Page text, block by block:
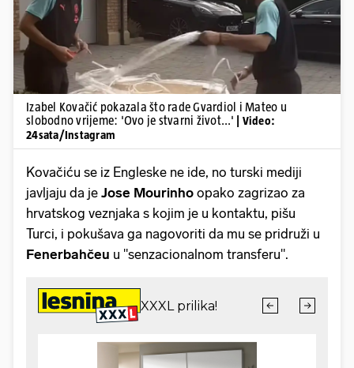
Izabel Kovačić pokazala što rade Gvardiol i Mateo u
slobodno vrijeme: 'Ovo je stvarni život...'
| Video:
24sata/Instagram
Kovačiću se iz Engleske ne ide, no turski mediji
javljaju da je Jose Mourinho opako zagrizao za
hrvatskog veznjaka s kojim je u kontaktu, pišu
Turci, i pokušava ga nagovoriti da mu se pridruži u
Fenerbahčeu u "senzacionalnom transferu".